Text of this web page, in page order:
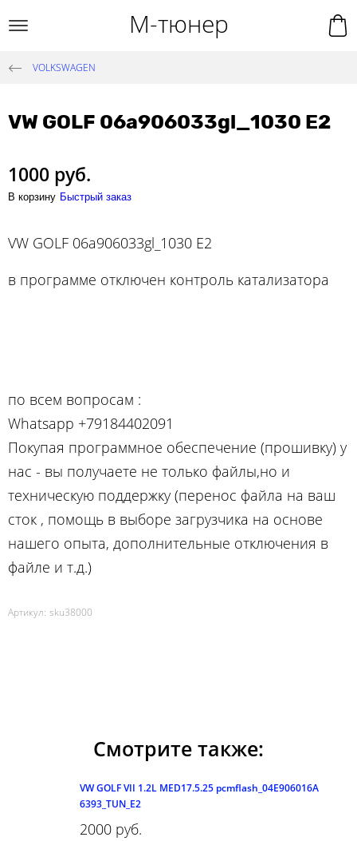
М-тюнер
VOLKSWAGEN
VW GOLF 06a906033gl_1030 E2
1000 руб.
В корзину Быстрый заказ
VW GOLF 06a906033gl_1030 E2
в программе отключен контроль катализатора
по вcем вопросам :
Whatsapp +79184402091
Покупая программное обеспечение (прошивку) у
нас - вы получаете не только файлы,но и
техническую поддержку (перенос файла на ваш
сток , помощь в выборе загрузчика на основе
нашего опыта, дополнительные отключения в
файле и т.д.)
Артикул: sku38000
Смотрите также:
VW GOLF VII 1.2L MED17.5.25 pcmflash_04E906016A
6393_TUN_E2
2000 руб.